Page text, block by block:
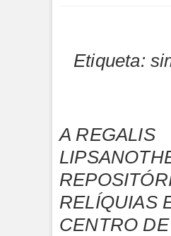
Etiqueta:
A REGALIS
RELÍQUIAS
CENTRO DE